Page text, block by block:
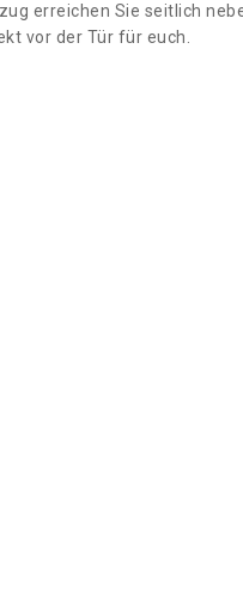
erreichen Sie seitlich
vor der Tür für euch.